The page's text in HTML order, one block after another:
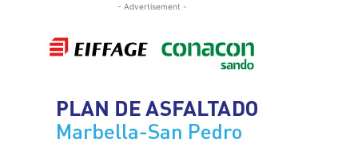
- Advertisement -